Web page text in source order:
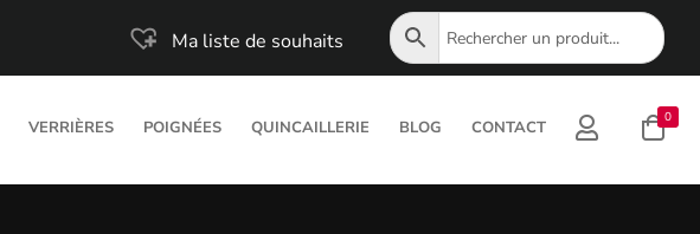
Ma liste de souhaits
VERRIÈRES POIGNÉES QUINCAILLERIE BLOG CONTACT 0